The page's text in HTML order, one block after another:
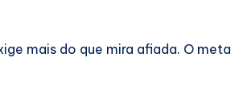
mais do que mira afiada. O